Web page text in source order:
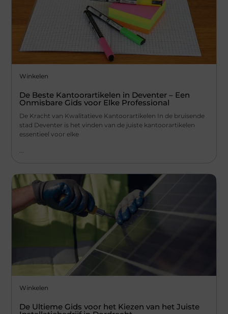
Winkelen
De Beste Kantoorartikelen in Deventer – Een
Onmisbare Gids voor Elke Professional
De Kracht van Kwalitatieve Kantoorartikelen In de bruisende
stad Deventer is het vinden van de juiste kantoorartikelen
essentieel voor elke
...
Winkelen
De Ultieme Gids voor het Kiezen van het Juiste